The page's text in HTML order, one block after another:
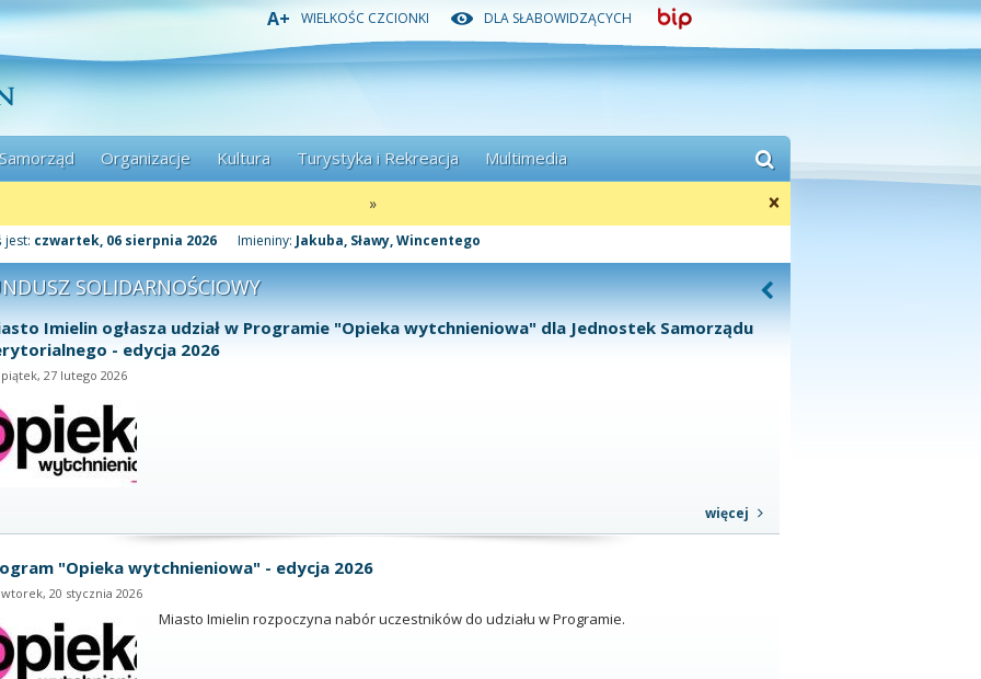
Przejdź
głównej
Przejdź
menu
Przejdź
stopki
A+ WIELKOŚC CZCIONKI DLA SŁABOWIDZĄCYCH
Samorząd Organizacje Kultura Turystyka i Rekreacja Multimedia
jest: czwartek, 06 sierpnia 2026 Imieniny: Jakuba, Sławy, Wincentego
SOLIDARNOŚCIOWY
Imielin ogłasza udział w Programie "Opieka wytchnieniowa" dla Jednostek Samorządu
- edycja 2026
piątek, 27 lutego 2026
więcej
"Opieka wytchnieniowa" - edycja 2026
wtorek, 20 stycznia 2026
Miasto Imielin rozpoczyna nabór uczestników do udziału w Programie.